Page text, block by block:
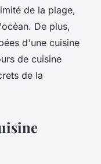
de la plage,
De plus,
d'une cuisine
de cuisine
de la